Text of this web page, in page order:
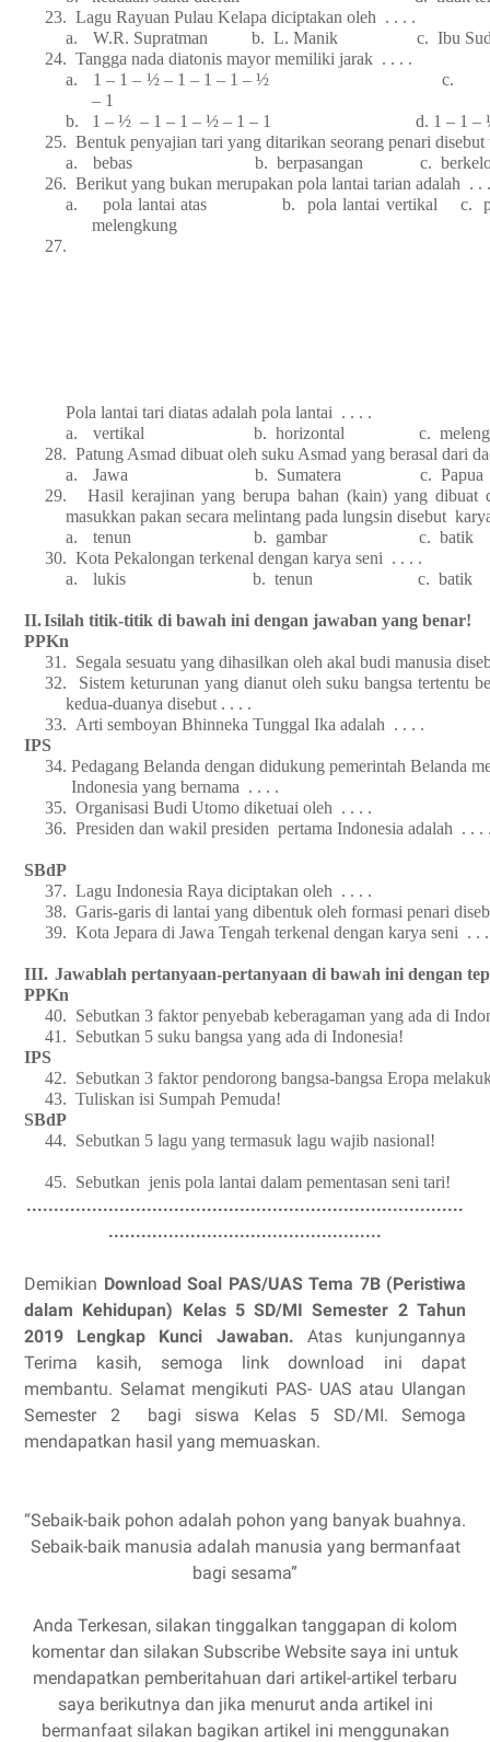
23. Lagu Rayuan Pulau Kelapa diciptakan oleh . . . .
a.
W.R. Supratman b. L. Manik c. Ibu
24. Tangga nada diatonis mayor memiliki jarak . . . .
a.
1 – 1 – ½ – 1 – 1 – 1 – ½ c.
– 1
b.
1 – ½ – 1 – 1 – ½ – 1 – 1 d. 1 – 1 – ½ –
25. Bentuk penyajian tari yang ditarikan seorang penari
a.
bebas b. berpasangan c.
26. Berikut yang bukan merupakan pola lantai tarian adalah . .
a.
pola lantai atas b. pola lantai vertikal c.
melengkung
27.
Pola lantai tari diatas adalah pola lantai . . . .
a.
vertikal b. horizontal c.
28. Patung Asmad dibuat oleh suku Asmad yang berasal dari
a.
Jawa b. Sumatera c.
29.
Hasil kerajinan yang berupa bahan (kain) yang dibuat
masukkan pakan secara melintang pada lungsin disebut
a.
tenun b. gambar c.
30. Kota Pekalongan terkenal dengan karya seni . . . .
a.
lukis b. tenun c. batik
II.Isilah titik-titik di bawah ini dengan jawaban yang benar!
PPKn
31. Segala sesuatu yang dihasilkan oleh akal budi manusia
32.
Sistem keturunan yang dianut oleh suku bangsa tertentu
kedua-duanya disebut . . . .
33. Arti semboyan Bhinneka Tunggal Ika adalah . . . .
IPS
34. Pedagang Belanda dengan didukung pemerintah Belanda
Indonesia yang bernama . . . .
35. Organisasi Budi Utomo diketuai oleh . . . .
36. Presiden dan wakil presiden pertama Indonesia adalah . . .
SBdP
37. Lagu Indonesia Raya diciptakan oleh . . . .
38. Garis-garis di lantai yang dibentuk oleh formasi penari
39. Kota Jepara di Jawa Tengah terkenal dengan karya seni . .
III. Jawablah pertanyaan-pertanyaan di bawah ini dengan
PPKn
40. Sebutkan 3 faktor penyebab keberagaman yang ada di
41. Sebutkan 5 suku bangsa yang ada di Indonesia!
IPS
42. Sebutkan 3 faktor pendorong bangsa-bangsa Eropa
43. Tuliskan isi Sumpah Pemuda!
SBdP
44. Sebutkan 5 lagu yang termasuk lagu wajib nasional!
45. Sebutkan jenis pola lantai dalam pementasan seni tari!
................................................................................
..................................................
Demikian Download Soal PAS/UAS Tema 7B (Peristiwa
dalam Kehidupan) Kelas 5 SD/MI Semester 2 Tahun
2019 Lengkap Kunci Jawaban. Atas kunjungannya
Terima kasih, semoga link download ini dapat
membantu. Selamat mengikuti PAS- UAS atau Ulangan
Semester 2 bagi siswa Kelas 5 SD/MI. Semoga
mendapatkan hasil yang memuaskan.
“Sebaik-baik pohon adalah pohon yang banyak buahnya.
Sebaik-baik manusia adalah manusia yang bermanfaat
bagi sesama”
Anda Terkesan, silakan tinggalkan tanggapan di kolom
komentar dan silakan Subscribe Website saya ini untuk
mendapatkan pemberitahuan dari artikel-artikel terbaru
saya berikutnya dan jika menurut anda artikel ini
bermanfaat silakan bagikan artikel ini menggunakan